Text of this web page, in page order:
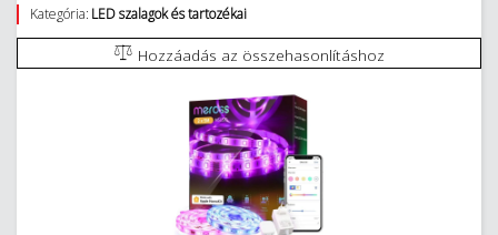
Kategória: LED szalagok és tartozékai
Hozzáadás az összehasonlításhoz